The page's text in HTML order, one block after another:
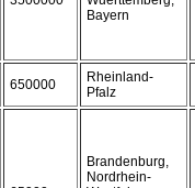
Bayern
650000
Rheinland-
Pfalz
Brandenburg,
Nordrhein-